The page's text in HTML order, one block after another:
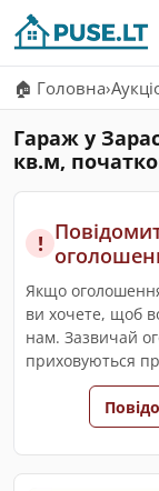
🏠 Головна›
Гараж у
кв.м,
!
Якщо
ви хочете, щоб
нам. Зазвичай
приховуються